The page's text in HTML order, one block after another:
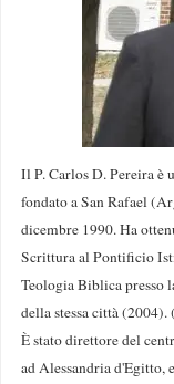
Il P. Carlos D. Pereira è
fondato a San Rafael
dicembre 1990. Ha
Scrittura al Pontificio
Teologia Biblica presso
della stessa città (2004). (
È stato direttore del
ad Alessandria d'Egitto,